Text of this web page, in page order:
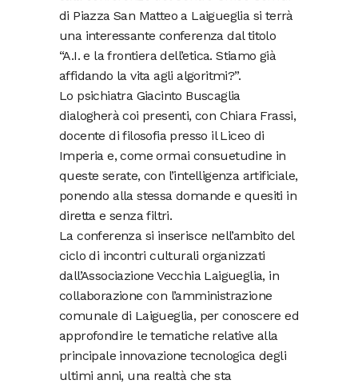
di Piazza San Matteo a Laigueglia si terrà
una interessante conferenza dal titolo
“A.I. e la frontiera dell’etica. Stiamo già
affidando la vita agli algoritmi?”.
Lo psichiatra Giacinto Buscaglia
dialogherà coi presenti, con Chiara Frassi,
docente di filosofia presso il Liceo di
Imperia e, come ormai consuetudine in
queste serate, con l’intelligenza artificiale,
ponendo alla stessa domande e quesiti in
diretta e senza filtri.
La conferenza si inserisce nell’ambito del
ciclo di incontri culturali organizzati
dall’Associazione Vecchia Laigueglia, in
collaborazione con l’amministrazione
comunale di Laigueglia, per conoscere ed
approfondire le tematiche relative alla
principale innovazione tecnologica degli
ultimi anni, una realtà che sta